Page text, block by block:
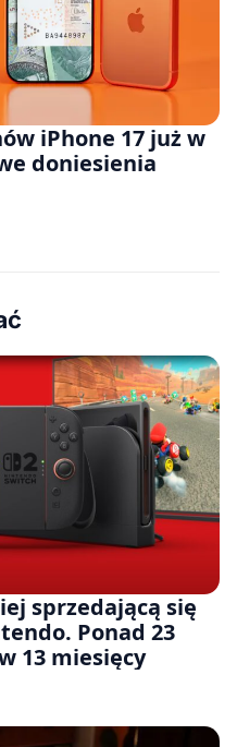
iPhone 17 już w
doniesienia
sprzedającą się
Ponad 23
13 miesięcy